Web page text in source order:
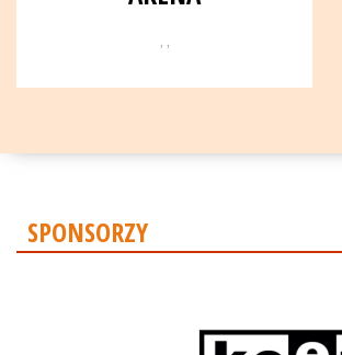
, ,
SPONSORZY